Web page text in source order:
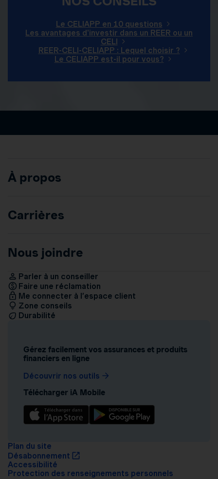
Le CELIAPP en 10 questions
Les avantages d'investir dans un REER ou un
CELI
REER-CELI-CELIAPP : Lequel choisir ?
Le CELIAPP est-il pour vous?
À propos
Carrières
Nous joindre
Parler à un conseiller
Faire une réclamation
Me connecter à l’espace client
Zone conseils
Durabilité
Gérez facilement vos assurances et produits
financiers en ligne
Découvrir nos outils
Télécharger iA Mobile
Plan du site
Désabonnement
Accessibilité
Protection des renseignements personnels